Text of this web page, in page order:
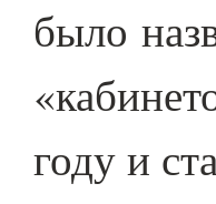
было
году и